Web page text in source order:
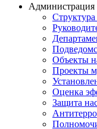
Администрация
Объекты
Проекты
Оценка
Защита